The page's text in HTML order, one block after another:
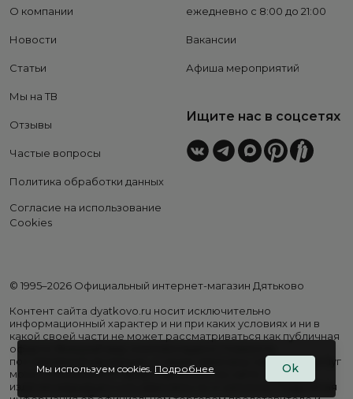
О компании
Новости
Статьи
Мы на ТВ
Отзывы
Частые вопросы
Политика обработки данных
Согласие на использование
Cookies
ежедневно с 8:00 до 21:00
Вакансии
Афиша мероприятий
Ищите нас в соцсетях
© 1995–2026 Официальный интернет-магазин Дятьково
Контент сайта dyatkovo.ru носит исключительно
информационный характер и ни при каких условиях и ни в
какой своей части не может рассматриваться как публичная
оферта. Внешний вид, комплектация и стоимость
поставляемой продукции, а также перечень сервисных услуг
могут отличаться от представленных на сайте. Цены на
изделия варьируются в зависимости от региона. Подробная
Мы используем cookies. Подробнее Ok